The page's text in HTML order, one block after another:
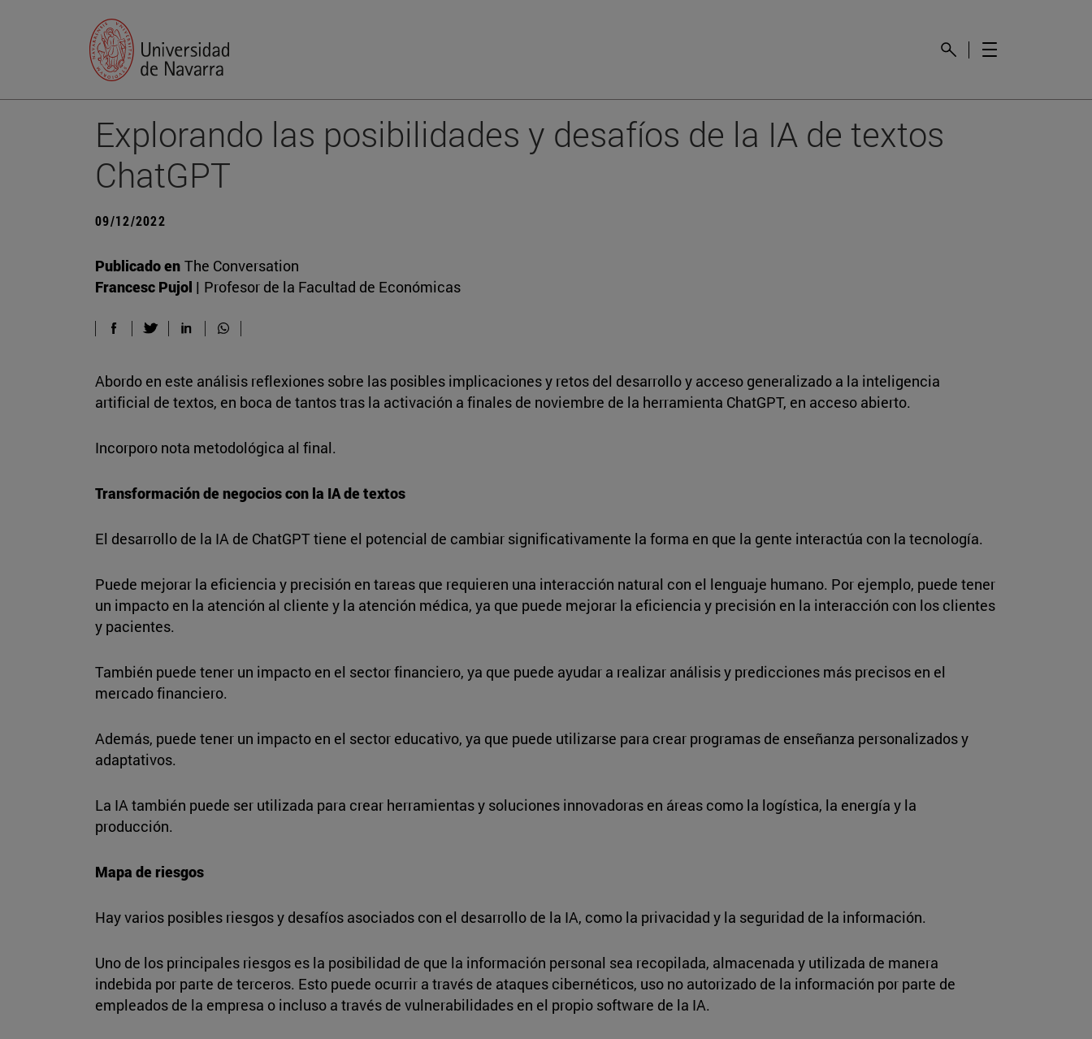
Explorando las posibilidades y desafíos de la IA de textos
ChatGPT
09/12/2022
Publicado en The Conversation
Francesc Pujol | Profesor de la Facultad de Económicas
Abordo en este análisis reflexiones sobre las posibles implicaciones y retos del desarrollo y acceso generalizado a la inteligencia
artificial de textos, en boca de tantos tras la activación a finales de noviembre de la herramienta ChatGPT, en acceso abierto.
Incorporo nota metodológica al final.
Transformación de negocios con la IA de textos
El desarrollo de la IA de ChatGPT tiene el potencial de cambiar significativamente la forma en que la gente interactúa con la tecnología.
Puede mejorar la eficiencia y precisión en tareas que requieren una interacción natural con el lenguaje humano. Por ejemplo, puede tener
un impacto en la atención al cliente y la atención médica, ya que puede mejorar la eficiencia y precisión en la interacción con los clientes
y pacientes.
También puede tener un impacto en el sector financiero, ya que puede ayudar a realizar análisis y predicciones más precisos en el
mercado financiero.
Además, puede tener un impacto en el sector educativo, ya que puede utilizarse para crear programas de enseñanza personalizados y
adaptativos.
La IA también puede ser utilizada para crear herramientas y soluciones innovadoras en áreas como la logística, la energía y la
producción.
Mapa de riesgos
Hay varios posibles riesgos y desafíos asociados con el desarrollo de la IA, como la privacidad y la seguridad de la información.
Uno de los principales riesgos es la posibilidad de que la información personal sea recopilada, almacenada y utilizada de manera
indebida por parte de terceros. Esto puede ocurrir a través de ataques cibernéticos, uso no autorizado de la información por parte de
empleados de la empresa o incluso a través de vulnerabilidades en el propio software de la IA.